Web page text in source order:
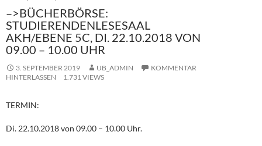
–>BÜCHERBÖRSE:
STUDIERENDENLESESAAL
AKH/EBENE 5C, DI. 22.10.2018 VON
09.00 – 10.00 UHR
3. SEPTEMBER 2019 UB_ADMIN
KOMMENTAR
HINTERLASSEN
1.731 VIEWS
TERMIN:
Di. 22.10.2018 von 09.00 – 10.00 Uhr.